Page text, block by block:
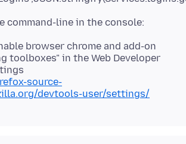
browser chrome and add-on
toolboxes" in the Web Developer
source-
devtools-user/settings/